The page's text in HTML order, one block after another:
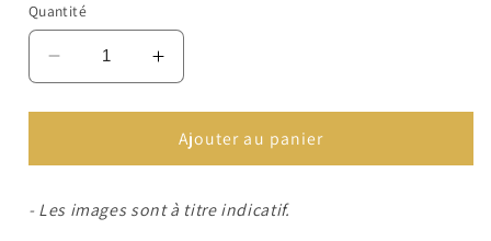
Quantité
Réduire
la
quantité
Vases
SYMPATHIES
Augmenter
la
quantité
de
Vases
SYMPATHIES
Ajouter au panier
- Les images sont à titre indicatif.